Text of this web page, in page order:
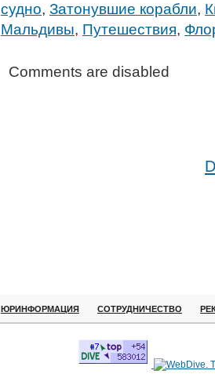
судно, Затонувшие корабли,
Мальдивы, Путешествия,
Comments are disabled
ЮРИНФОРМАЦИЯ СОТРУДНИЧЕСТВО